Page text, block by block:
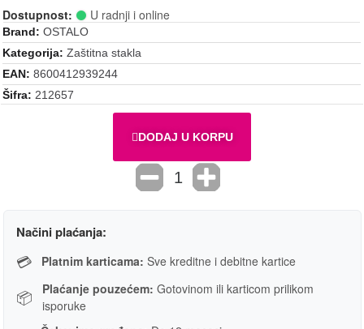
Dostupnost: U radnji i online
Brand
OSTALO
Kategorija Zaštitna stakla
EAN 8600412939244
Šifra
212657
DODAJ U KORPU
Načini plaćanja:
💳 Platnim karticama: Sve kreditne i debitne kartice
📦 Plaćanje pouzećem: Gotovinom ili karticom prilikom
isporuke